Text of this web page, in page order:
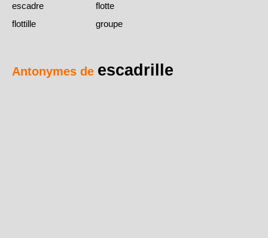
escadre
flotte
flottille
groupe
Antonymes de escadrille